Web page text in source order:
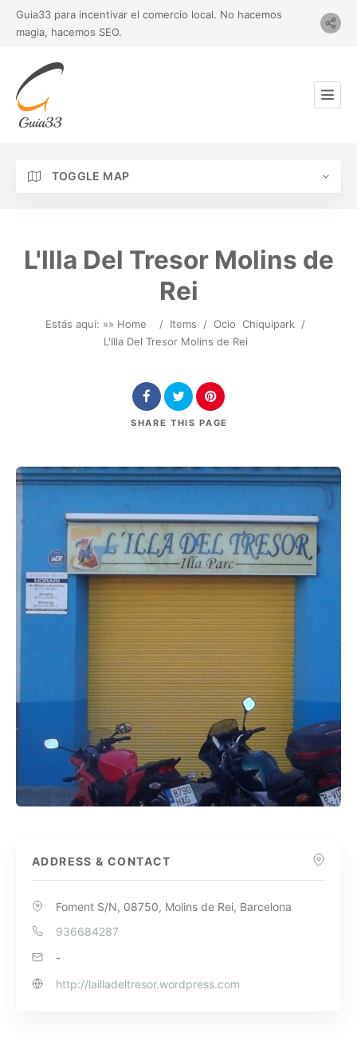
Guia33 para incentivar el comercio local. No hacemos
magia, hacemos SEO.
TOGGLE MAP
L'Illa Del Tresor Molins de
Rei
Estás aquí: »» Home / Items / Ocio Chiquipark
/
L'Illa Del Tresor Molins de Rei
SHARE THIS PAGE
ADDRESS & CONTACT
Foment S/N, 08750, Molins de Rei, Barcelona
936684287
-
http://lailladeltresor.wordpress.com